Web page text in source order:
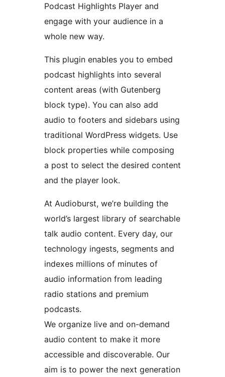
Podcast Highlights Player and
engage with your audience in a
whole new way.
This plugin enables you to embed
podcast highlights into several
content areas (with Gutenberg
block type). You can also add
audio to footers and sidebars using
traditional WordPress widgets. Use
block properties while composing
a post to select the desired content
and the player look.
At Audioburst, we’re building the
world’s largest library of searchable
talk audio content. Every day, our
technology ingests, segments and
indexes millions of minutes of
audio information from leading
radio stations and premium
podcasts.
We organize live and on-demand
audio content to make it more
accessible and discoverable. Our
aim is to power the next generation